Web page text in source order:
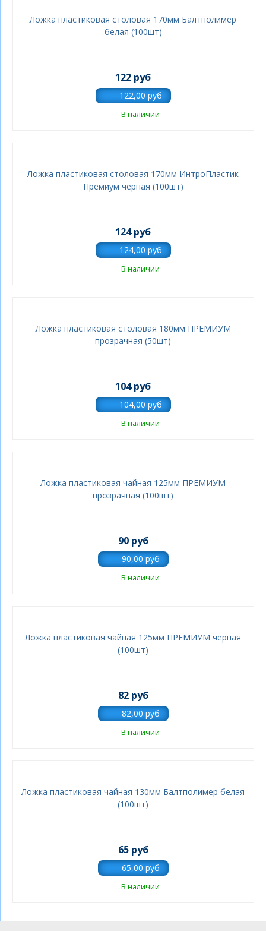
Ложка пластиковая столовая 170мм Балтполимер
белая (100шт)
122 руб
В наличии
Ложка пластиковая столовая 170мм ИнтроПластик
Премиум черная (100шт)
124 руб
В наличии
Ложка пластиковая столовая 180мм ПРЕМИУМ
прозрачная (50шт)
104 руб
В наличии
Ложка пластиковая чайная 125мм ПРЕМИУМ
прозрачная (100шт)
90 руб
В наличии
Ложка пластиковая чайная 125мм ПРЕМИУМ черная
(100шт)
82 руб
В наличии
Ложка пластиковая чайная 130мм Балтполимер белая
(100шт)
65 руб
В наличии